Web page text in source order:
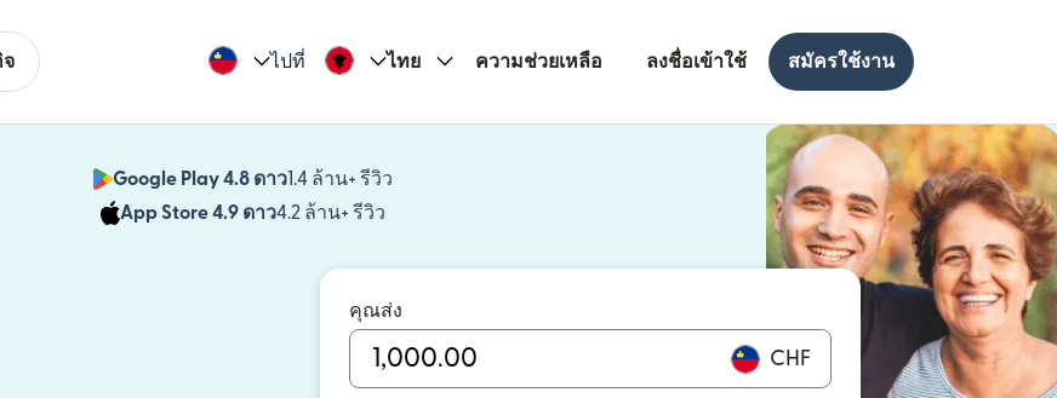
จ ไปที่ ไทย ความช่วยเหลือ ลงชื่อเข้าใช้ สมัครใช้งาน
Google Play 4.8 ดาว1.4 ล้าน+ รีวิว
(เปิดในหน้าต่างใหม่)
App Store 4.9 ดาว4.2 ล้าน+ รีวิว
(เปิดในหน้าต่างใหม่)
คุณส่ง
CHF